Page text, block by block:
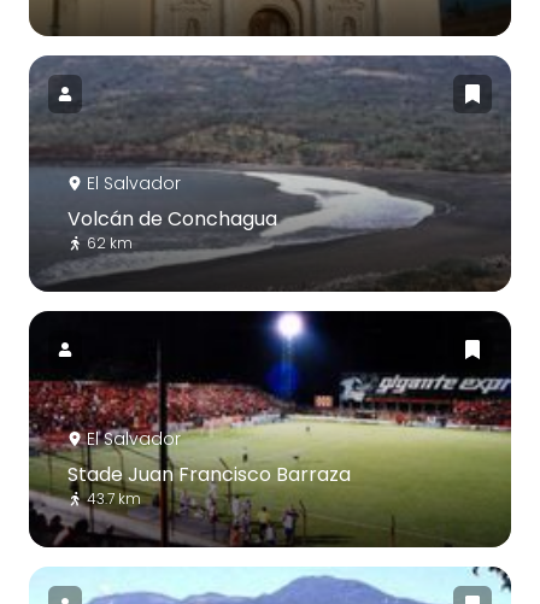
El Salvador
Volcán de Conchagua
62 km
El Salvador
Stade Juan Francisco Barraza
43.7 km